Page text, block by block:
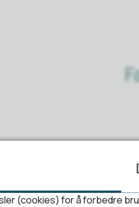
(cookies) for å forbedre